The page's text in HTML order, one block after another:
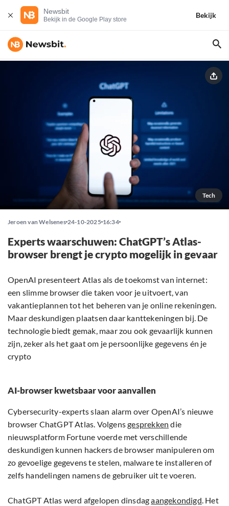
Newsbit
Bekijk in de Google Play store
Bekijk
Tech
Jeroen van Welsenes 24-10-2025 16:34
Experts waarschuwen: ChatGPT’s Atlas-
browser brengt je crypto mogelijk in gevaar
OpenAI presenteert Atlas als de toekomst van internet:
een slimme browser die taken voor je uitvoert, van
vakantieplannen tot het beheren van je online rekeningen.
Maar deskundigen plaatsen daar kanttekeningen bij. De
technologie biedt gemak, maar zou ook gevaarlijk kunnen
zijn, zeker als het gaat om je persoonlijke gegevens én je
crypto
AI-browser kwetsbaar voor aanvallen
Cybersecurity-experts slaan alarm over OpenAI’s nieuwe
browser ChatGPT Atlas. Volgensgesprekken die
nieuwsplatform Fortune voerde met verschillende
deskundigen kunnen hackers de browser manipuleren om
zo gevoelige gegevens te stelen, malware te installeren of
zelfs handelingen namens de gebruiker uit te voeren.
ChatGPT Atlas werd afgelopen dinsdagaangekondigd. Het